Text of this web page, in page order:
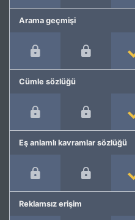
Arama geçmişi
Cümle sözlüğü
Eş anlamlı kavramlar sözlüğü
Reklamsız erişim